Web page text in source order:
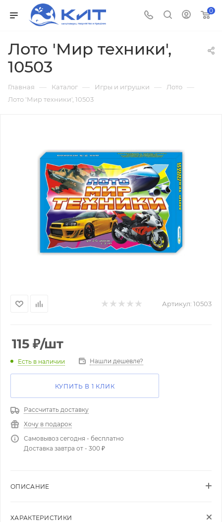
0
Лото 'Мир техники',
10503
Главная — Каталог — Игры и игрушки — Лото —
Лото 'Мир техники', 10503
Артикул: 10503
115 ₽/шт
Есть в наличии Нашли дешевле?
КУПИТЬ В 1 КЛИК
Рассчитать доставку
Хочу в подарок
Самовывоз сегодня - бесплатно
Доставка завтра от - 300 ₽
ОПИСАНИЕ
ХАРАКТЕРИСТИКИ